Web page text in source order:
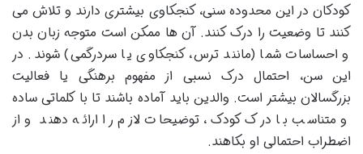
کودکان در این محدوده سنی، کنجکاوی بیشتری دارند و تلاش می
کنند تا وضعیت را درک کنند. آن ها ممکن است متوجه زبان بدن
و احساسات شما (مانند ترس، کنجکاوی یا سردرگمی) شوند. در
این سن، احتمال درک نسبی از مفهوم برهنگی یا فعالیت
بزرگسالان بیشتر است. والدین باید آماده باشند تا با کلماتی ساده
و متناسب با درک کودک، توضیحات لازم را ارائه دهند و از
اضطراب احتمالی او بکاهند.